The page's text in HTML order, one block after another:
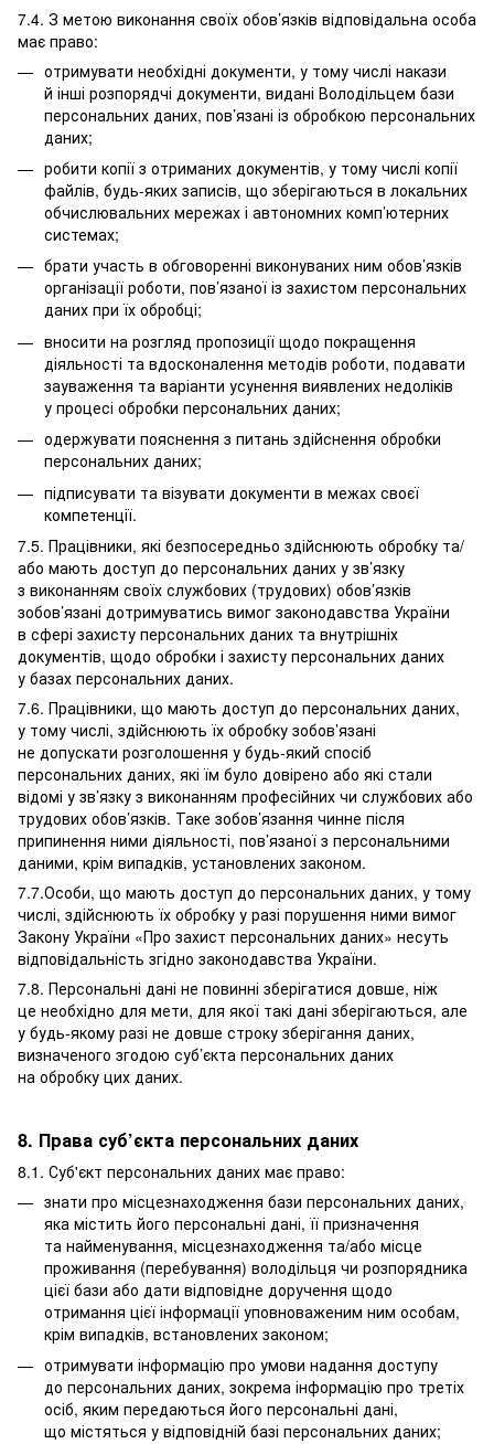
7.4. З метою виконання своїх обов’язків відповідальна особа
має право:
отримувати необхідні документи, у тому числі накази
й інші розпорядчі документи, видані Володільцем бази
персональних даних, пов’язані із обробкою персональних
даних;
робити копії з отриманих документів, у тому числі копії
файлів, будь-яких записів, що зберігаються в локальних
обчислювальних мережах і автономних комп’ютерних
системах;
брати участь в обговоренні виконуваних ним обов’язків
організації роботи, пов’язаної із захистом персональних
даних при їх обробці;
вносити на розгляд пропозиції щодо покращення
діяльності та вдосконалення методів роботи, подавати
зауваження та варіанти усунення виявлених недоліків
у процесі обробки персональних даних;
одержувати пояснення з питань здійснення обробки
персональних даних;
підписувати та візувати документи в межах своєї
компетенції.
7.5. Працівники, які безпосередньо здійснюють обробку та/
або мають доступ до персональних даних у зв’язку
з виконанням своїх службових (трудових) обов’язків
зобов’язані дотримуватись вимог законодавства України
в сфері захисту персональних даних та внутрішніх
документів, щодо обробки і захисту персональних даних
у базах персональних даних.
7.6. Працівники, що мають доступ до персональних даних,
у тому числі, здійснюють їх обробку зобов’язані
не допускати розголошення у будь-який спосіб
персональних даних, які їм було довірено або які стали
відомі у зв’язку з виконанням професійних чи службових або
трудових обов’язків. Таке зобов’язання чинне після
припинення ними діяльності, пов’язаної з персональними
даними, крім випадків, установлених законом.
7.7.Особи, що мають доступ до персональних даних, у тому
числі, здійснюють їх обробку у разі порушення ними вимог
Закону України «Про захист персональних даних» несуть
відповідальність згідно законодавства України.
7.8. Персональні дані не повинні зберігатися довше, ніж
це необхідно для мети, для якої такі дані зберігаються, але
у будь-якому разі не довше строку зберігання даних,
визначеного згодою суб’єкта персональних даних
на обробку цих даних.
8. Права суб’єкта персональних даних
8.1. Суб'єкт персональних даних має право:
знати про місцезнаходження бази персональних даних,
яка містить його персональні дані, її призначення
та найменування, місцезнаходження та/або місце
проживання (перебування) володільця чи розпорядника
цієї бази або дати відповідне доручення щодо
отримання цієї інформації уповноваженим ним особам,
крім випадків, встановлених законом;
отримувати інформацію про умови надання доступу
до персональних даних, зокрема інформацію про третіх
осіб, яким передаються його персональні дані,
що містяться у відповідній базі персональних даних;